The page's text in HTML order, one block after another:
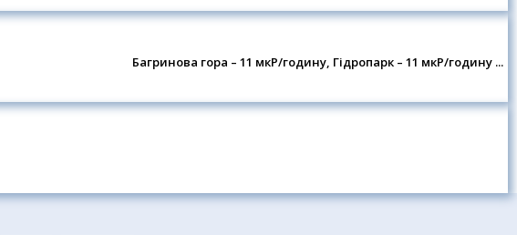
Багринова гора – 11 мкР/годину, Гідропарк – 11 мкР/годину ...